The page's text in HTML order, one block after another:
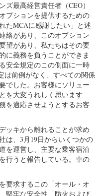
最高経営責任者（CEO）
プションを提供するための
たMCAに感謝したい」と述
絡があり、このオプション
望があり、私たちはその要
に義務を負うことができま
安全規定のこの側面に一時
は前例がなく、すべての関係
でした。お客様にソリュー
を大変うれしく思います
を適応させようとするお客
ッキから離れることが求め
は、3月19日からいくつかの
を運営し、主要な乗客宿泊
行うと報告している。車の
要求するこの「オール・オ
堅牢な安全性、防火および